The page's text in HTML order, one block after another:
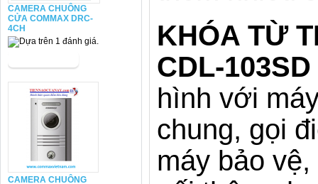
CAMERA CHUÔNG
CỬA COMMAX DRC-
4CH
CAMERA CHUÔNG
KHÓA TỪ
CDL-103SD
hình với
chung, gọi
máy bảo